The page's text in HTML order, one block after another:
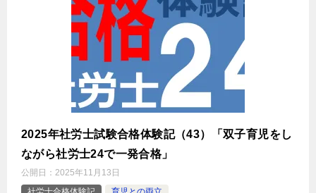
2025年社労士試験合格体験記（43）「双子育児をし
ながら社労士24で一発合格」
公開日： 2025年11月13日